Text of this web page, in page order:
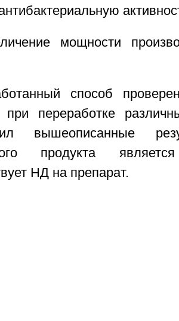
мощности
способ
при переработке
вышеописанные
продукта
НД на препарат.